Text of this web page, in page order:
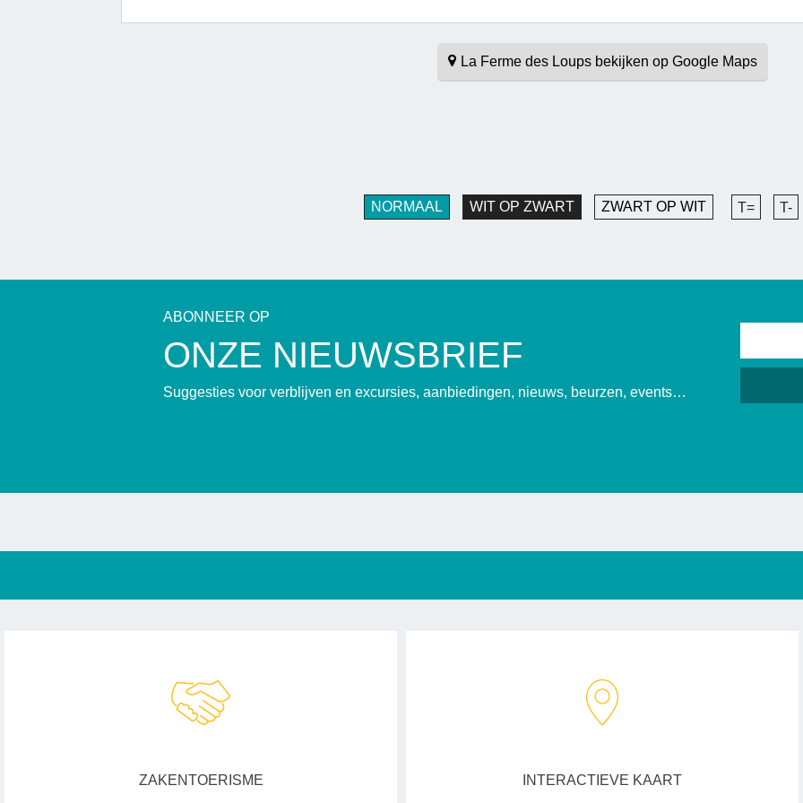
La Ferme des Loups bekijken op Google Maps
NORMAAL WIT OP ZWART ZWART OP WIT T= T-
ABONNEER OP
ONZE NIEUWSBRIEF
Suggesties voor verblijven en excursies, aanbiedingen, nieuws, beurzen, events…
ZAKENTOERISME INTERACTIEVE KAART